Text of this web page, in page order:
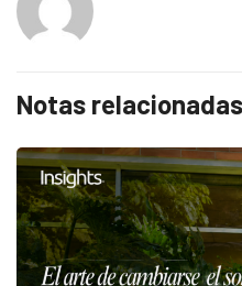
Notas relacionadas